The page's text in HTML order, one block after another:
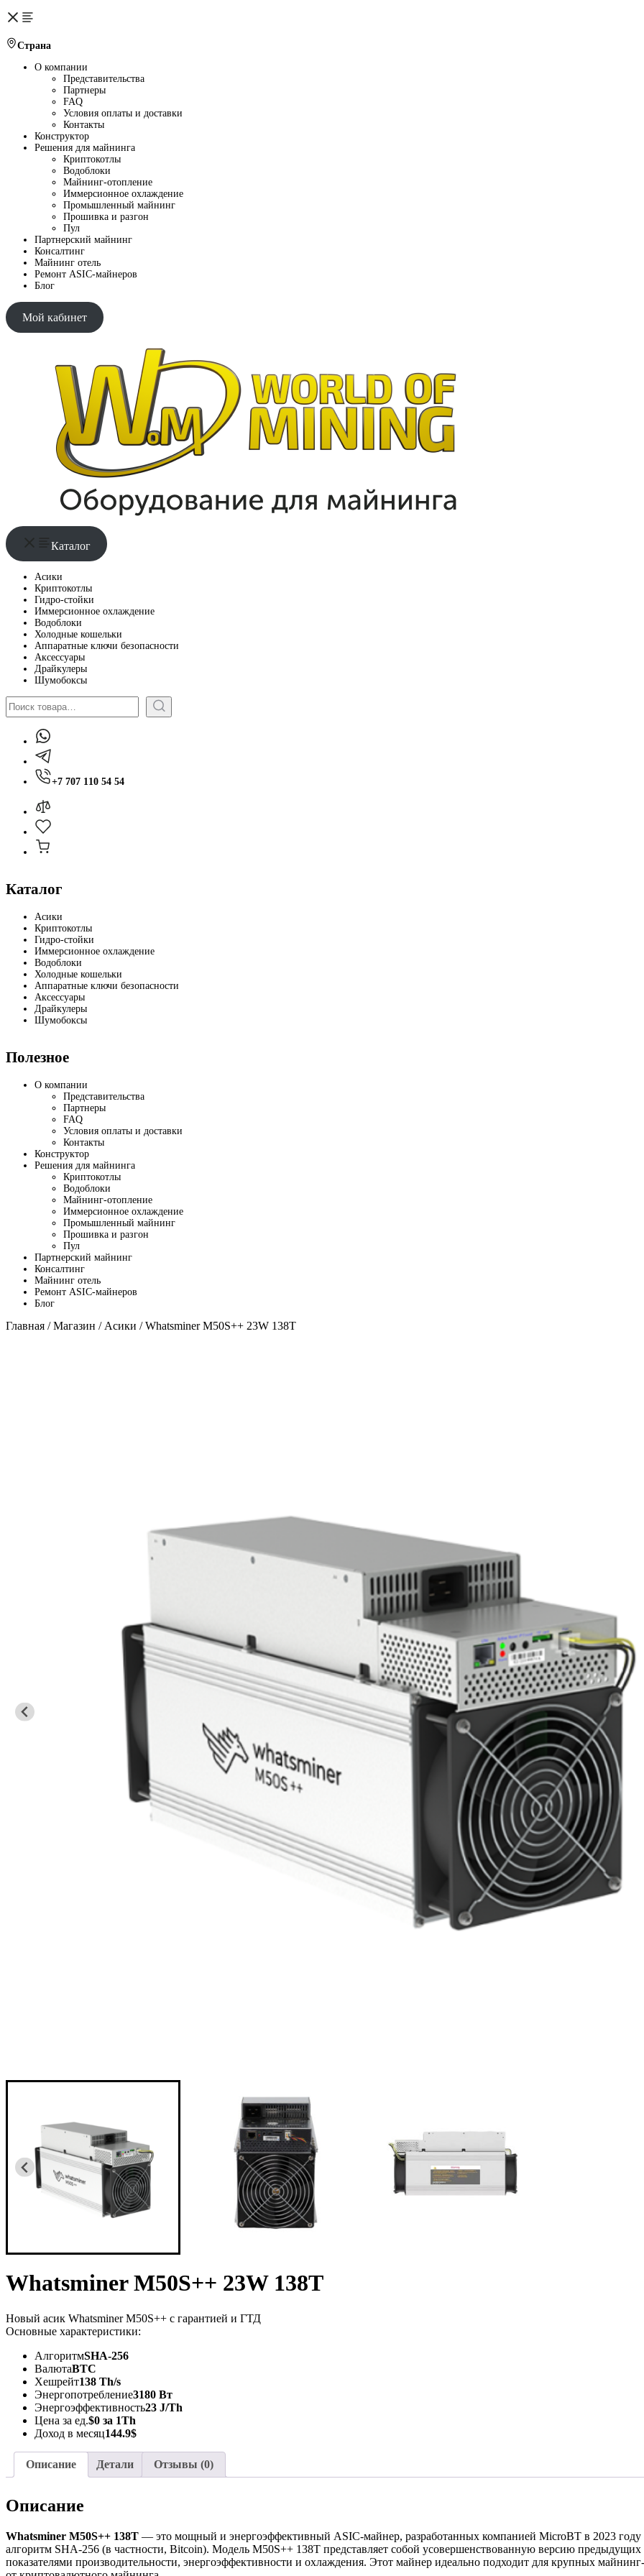
Страна
О компании
Представительства
Партнеры
FAQ
Условия оплаты и доставки
Контакты
Конструктор
Решения для майнинга
Криптокотлы
Водоблоки
Майнинг-отопление
Иммерсионное охлаждение
Промышленный майнинг
Прошивка и разгон
Пул
Партнерский майнинг
Консалтинг
Майнинг отель
Ремонт ASIC-майнеров
Блог
Мой кабинет
Каталог
Асики
Криптокотлы
Гидро-стойки
Иммерсионное охлаждение
Водоблоки
Холодные кошельки
Аппаратные ключи безопасности
Аксессуары
Драйкулеры
Шумобоксы
Поиск
+7 707 110 54 54
Каталог
Асики
Криптокотлы
Гидро-стойки
Иммерсионное охлаждение
Водоблоки
Холодные кошельки
Аппаратные ключи безопасности
Аксессуары
Драйкулеры
Шумобоксы
Полезное
О компании
Представительства
Партнеры
FAQ
Условия оплаты и доставки
Контакты
Конструктор
Решения для майнинга
Криптокотлы
Водоблоки
Майнинг-отопление
Иммерсионное охлаждение
Промышленный майнинг
Прошивка и разгон
Пул
Партнерский майнинг
Консалтинг
Майнинг отель
Ремонт ASIC-майнеров
Блог
Главная /Магазин / Асики / Whatsminer M50S++ 23W 138T
Whatsminer M50S++ 23W 138T
Новый асик Whatsminer M50S++ с гарантией и ГТД
Основные характеристики:
АлгоритмSHA-256
ВалютаBTC
Хешрейт138 Th/s
Энергопотребление3180 Вт
Энергоэффективность23 J/Th
Цена за ед.$0 за 1Th
Доход в месяц144.9$
Описание Детали Отзывы (0)
Описание
Whatsminer M50S++ 138T — это мощный и энергоэффективный ASIC-майнер, разработанных компанией MicroBT в 2023
алгоритм SHA-256 (в частности, Bitcoin). Модель M50S++ 138T представляет собой усовершенствованную версию
показателями производительности, энергоэффективности и охлаждения. Этот майнер идеально подходит для крупных